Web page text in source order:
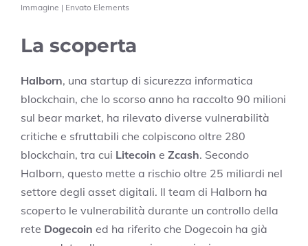
Immagine | Envato Elements
La scoperta
Halborn, una startup di sicurezza informatica
blockchain, che lo scorso anno ha raccolto 90 milioni
sul bear market, ha rilevato diverse vulnerabilità
critiche e sfruttabili che colpiscono oltre 280
blockchain, tra cui Litecoin e Zcash. Secondo
Halborn, questo mette a rischio oltre 25 miliardi nel
settore degli asset digitali. Il team di Halborn ha
scoperto le vulnerabilità durante un controllo della
rete Dogecoin ed ha riferito che Dogecoin ha già